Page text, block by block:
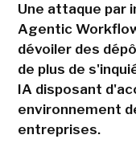
Une attaque par
Agentic
dévoiler des
de plus de
IA disposant
environnement
entreprises.